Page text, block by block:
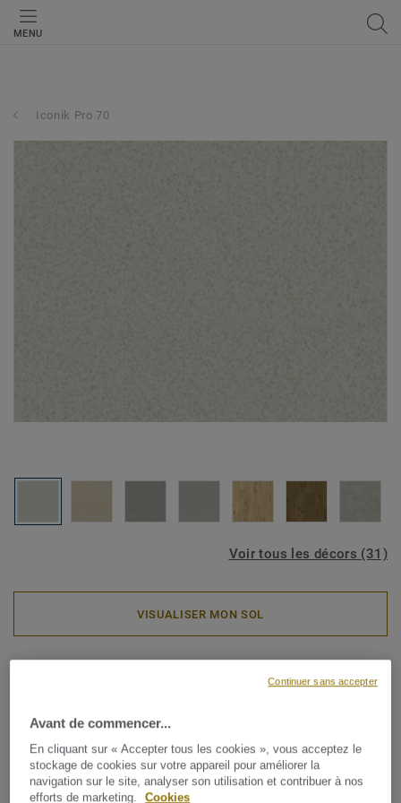
MENU
Iconik Pro 70
Voir tous les décors (31)
VISUALISER MON SOL
collection de revêtements de sol en vinyle qui allie
élégance et fonctionnalité au quotidien. Ses décors
inspirés du bois, du béton et de la céramique apportent une
Avant de commencer...
En cliquant sur « Accepter tous les cookies », vous acceptez le
stockage de cookies sur votre appareil pour améliorer la
navigation sur le site, analyser son utilisation et contribuer à nos
efforts de marketing.
Cookies
Continuer sans accepter